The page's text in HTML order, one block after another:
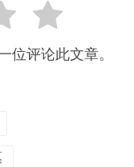
评论此文章。